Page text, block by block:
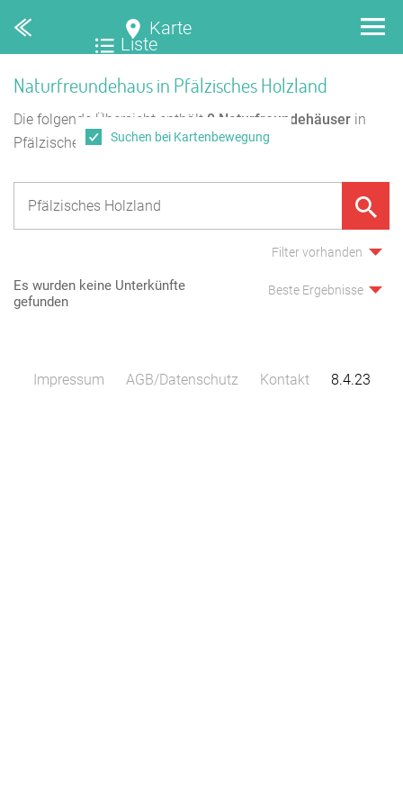
Karte
Liste
Naturfreundehaus in Pfälzisches Holzland
Die folgende Übersicht enthält 0 Naturfreundehäuser in
Pfälzisches Holzland.
Filter vorhanden
Es wurden keine Unterkünfte
gefunden
Beste Ergebnisse
Suchen bei Kartenbewegung
Impressum AGB/Datenschutz Kontakt 8.4.23